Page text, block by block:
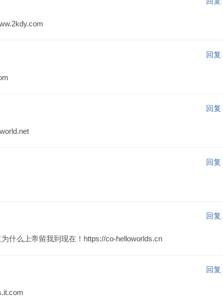
回复
回复
回复
回复
什么上帝留我到现在！https://co-helloworlds.cn
回复